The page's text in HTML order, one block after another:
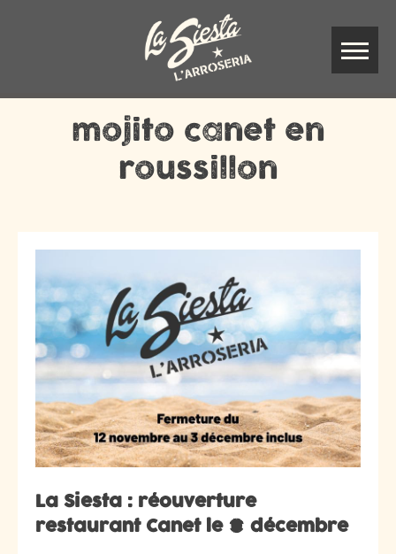
mojito canet en
roussillon
La Siesta : réouverture
restaurant Canet le 4 décembre